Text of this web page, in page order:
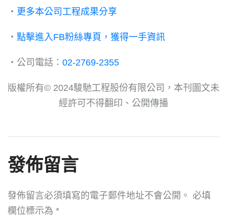
・ 更多本公司工程成果分享
・ 點擊進入FB粉絲專頁，獲得一手資訊
・公司電話： 02-2769-2355
版權所有© 2024駿馳工程股份有限公司，本刊圖文未
經許可不得翻印、公開傳播
發佈留言
發佈留言必須填寫的電子郵件地址不會公開。 必填
欄位標示為 *